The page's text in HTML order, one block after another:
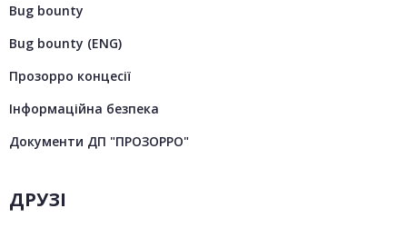
Bug bounty
Bug bounty (ENG)
Прозорро концесії
Інформаційна безпека
Документи ДП "ПРОЗОРРО"
ДРУЗІ